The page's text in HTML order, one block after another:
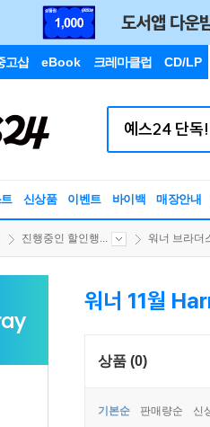
고샵 eBook 크레마클럽 CD/LP
신상품 이벤트 바이백 매장안내
진행중인 할인행... 워너 브라더
워너 11월
상품 (0)
기본순 판매량순 신